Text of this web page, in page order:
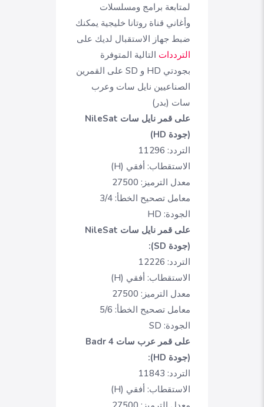
لمتابعة برامج ومسلسلات
وأغاني قناة روتانا خليجية يمكنك
ضبط جهاز الاستقبال لديك على
الترددات التالية المتوفرة
بجودتي HD و SD على القمرين
الصناعيين نايل سات وعرب
سات (بدر)
على قمر نايل سات NileSat
(جودة HD)
التردد: 11296
الاستقطاب: أفقي (H)
معدل الترميز: 27500
معامل تصحيح الخطأ: 3/4
الجودة: HD
على قمر نايل سات NileSat
(جودة SD):
التردد: 12226
الاستقطاب: أفقي (H)
معدل الترميز: 27500
معامل تصحيح الخطأ: 5/6
الجودة: SD
على قمر عرب سات Badr 4
(جودة HD):
التردد: 11843
الاستقطاب: أفقي (H)